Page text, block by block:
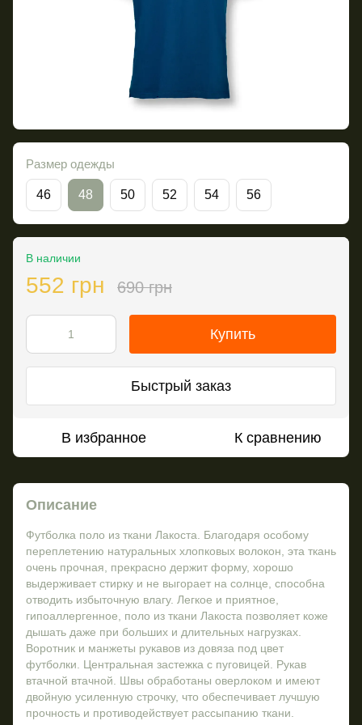
Размер одежды
46 48 50 52 54 56
В наличии
552 грн 690 грн
Купить
Быстрый заказ
В избранное К сравнению
Описание
Футболка поло из ткани Лакоста. Благодаря особому
переплетению натуральных хлопковых волокон, эта ткань
очень прочная, прекрасно держит форму, хорошо
выдерживает стирку и не выгорает на солнце, способна
отводить избыточную влагу. Легкое и приятное,
гипоаллергенное, поло из ткани Лакоста позволяет коже
дышать даже при больших и длительных нагрузках.
Воротник и манжеты рукавов из довяза под цвет
футболки. Центральная застежка с пуговицей. Рукав
втачной втачной. Швы обработаны оверлоком и имеют
двойную усиленную строчку, что обеспечивает лучшую
прочность и противодействует рассыпанию ткани.